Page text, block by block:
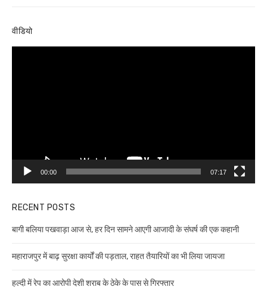
वीडियो
00:00 07:17
RECENT POSTS
बागी बलिया पखवाड़ा आज से, हर दिन सामने आएगी आजादी के संघर्ष की एक कहानी
महाराजपुर में बाढ़ सुरक्षा कार्यों की पड़ताल, राहत तैयारियों का भी लिया जायजा
हल्दी में रेप का आरोपी देशी शराब के ठेके के पास से गिरफ्तार